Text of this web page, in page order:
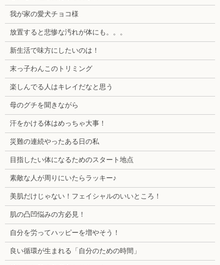
我が家の愛犬チョコ様
放置すると悲惨な汚れが体にも。。。
新生活で味方にしたいのは！
末っ子わんこのトリミング
楽しんでる人はキレイだなと思う
母のグチを聞きながら
汗をかける体はめっちゃ大事！
災難の連続やったある日の私
目指したい体になるためのスタート地点
素敵な人が周りにいたらラッキー♪
美肌だけじゃない！フェイシャルのいいところ！
肌の凸凹悩みの方必見！
自分を労ってハッピーを増やそう！
良い循環が生まれる「自分のための時間」